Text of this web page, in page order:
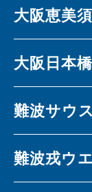
大阪恵美須
大阪日本橋
難波サウ
難波戎ウ